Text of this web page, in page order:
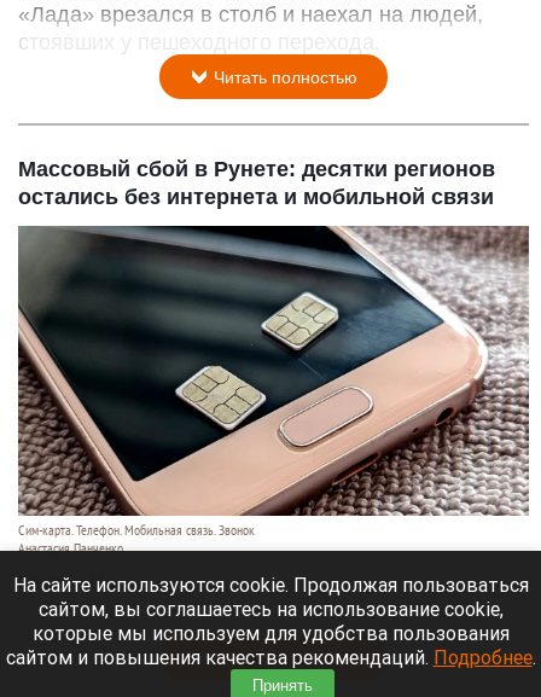
«Лада» врезался в столб и наехал на людей,
стоявших у пешеходного перехода.
Читать полностью
Массовый сбой в Рунете: десятки регионов
остались без интернета и мобильной связи
Сим-карта. Телефон. Мобильная связь. Звонок
Анастасия Панченко
6 августа 2026 в 20:20
В России 6 августа произошел масштабный сбой.
Читать полностью
На сайте используются cookie. Продолжая пользоваться
сайтом, вы соглашаетесь на использование cookie,
которые мы используем для удобства пользования
сайтом и повышения качества рекомендаций. Подробнее.
Принять